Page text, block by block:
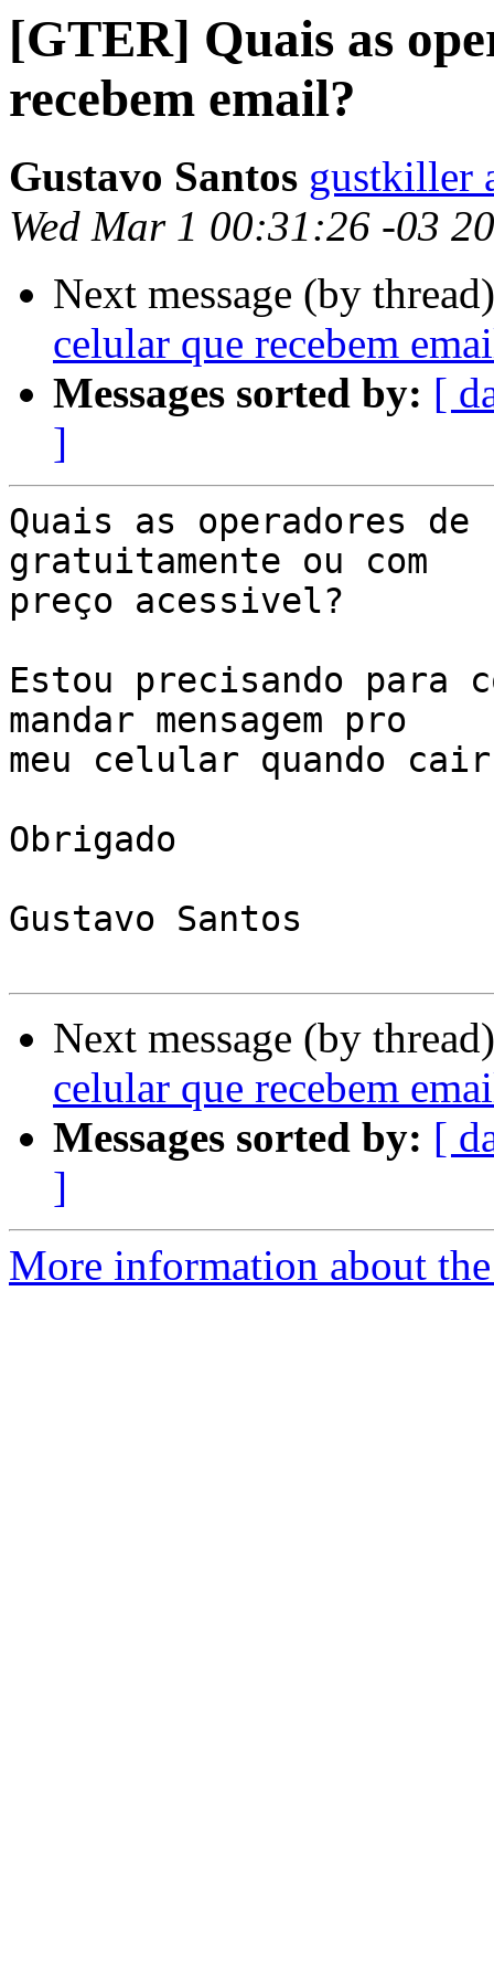
[GTER] Quais as
recebem email?
Gustavo Santos gustkiller
Wed Mar 1 00:31:26 -03
Next message (by
celular que recebem
Messages sorted by: [
]
Quais as operadores
gratuitamente ou com
preço acessivel?
Estou precisando para
mandar mensagem pro
meu celular quando
Obrigado
Gustavo Santos
Next message (by
celular que recebem
Messages sorted by: [
]
More information about